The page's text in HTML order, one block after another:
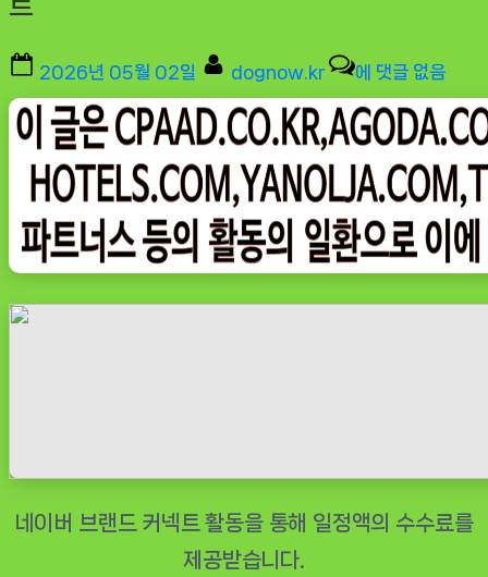
Posted
on
2026년 05월 02일 By
dognow.kr
소
형
미
냉
장
고
1
도
무
에 댓글 없음